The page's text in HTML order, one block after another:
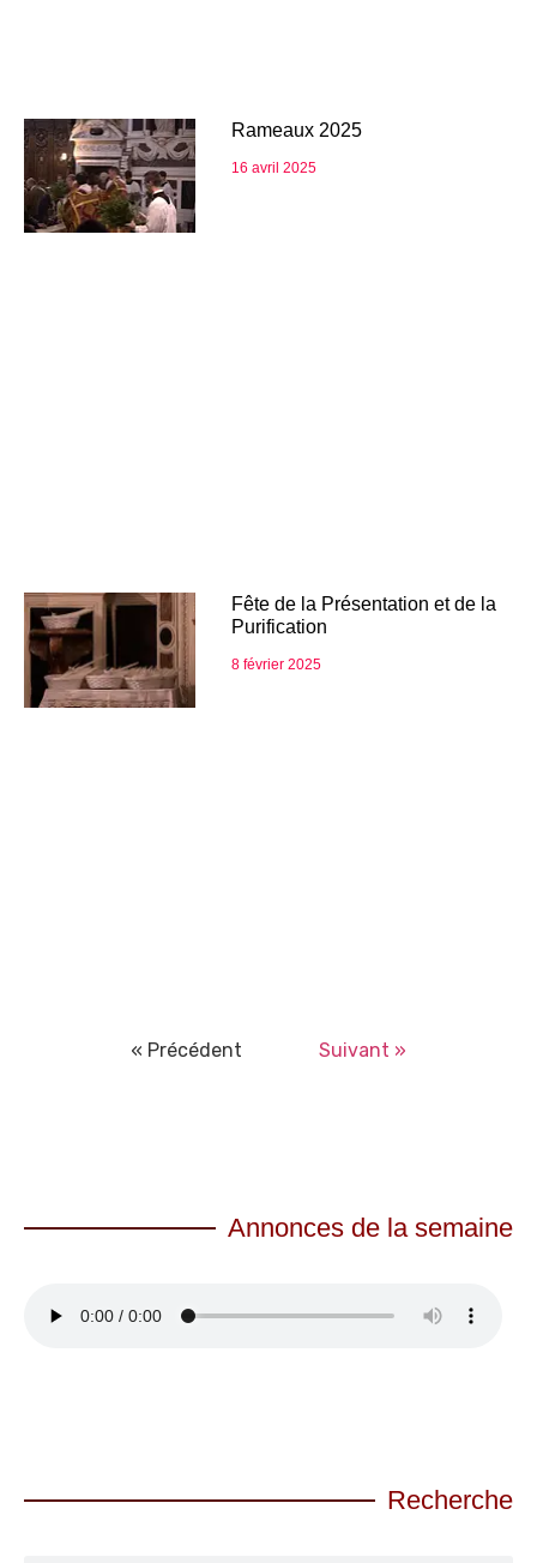
Rameaux 2025
16 avril 2025
Fête de la Présentation et de la
Purification
8 février 2025
« Précédent Suivant »
Annonces de la semaine
Recherche